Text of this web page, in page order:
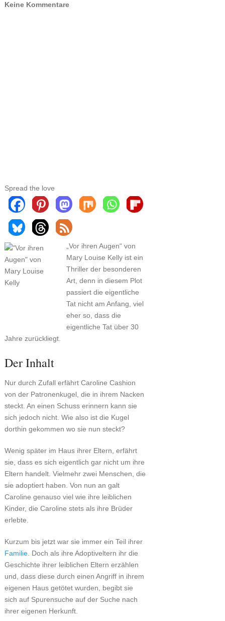
Keine Kommentare
Spread the love
„Vor ihren Augen“ von
Mary Louise Kelly ist ein
Thriller der besonderen
Art, denn in diesem Plot
passiert die eigentliche
Tat nicht am Anfang, viel
eher so, dass die
eigentliche Tat über 30
Jahre zurückliegt.
Der Inhalt
Nur durch Zufall erfährt Caroline Cashion
von der Patronenkugel, die in ihrem Nacken
steckt. An einen Schuss erinnern kann sie
sich jedoch nicht. Wie also ist die Kugel
dorthin gekommen wo sie nun steckt?
Wenig später im Haus ihrer Eltern, erfährt
sie, dass es sich eigentlich gar nicht um ihre
Eltern handelt. Vielmehr zwei Menschen, die
sie adoptiert haben. Von nun an galt
Caroline genauso viel wie ihre leiblichen
Kinder, die Caroline stets als ihre Brüder
erlebte.
Kurzum bis jetzt war sie immer ein Teil ihrer
Familie. Doch als ihre Adoptiveltern ihr die
Geschichte ihrer leiblichen Eltern erzählen
und, dass diese durch einen Angriff in ihrem
eigenen Haus getötet wurden, begibt sie
sich auf Spurensuche auf der Suche nach
ihrer eigenen Herkunft.